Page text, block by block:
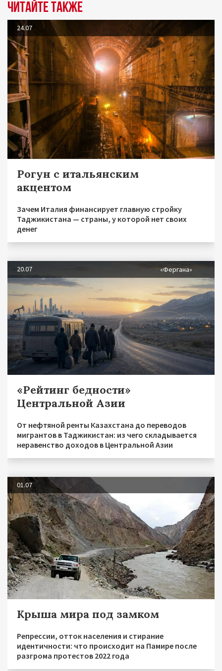
Читайте также
24.07
Рогун с итальянским
акцентом
Зачем Италия финансирует главную стройку
Таджикистана — страны, у которой нет своих
денег
20.07 «Фергана»
«Рейтинг бедности»
Центральной Азии
От нефтяной ренты Казахстана до переводов
мигрантов в Таджикистан: из чего складывается
неравенство доходов в Центральной Азии
01.07
Крыша мира под замком
Репрессии, отток населения и стирание
идентичности: что происходит на Памире после
разгрома протестов 2022 года